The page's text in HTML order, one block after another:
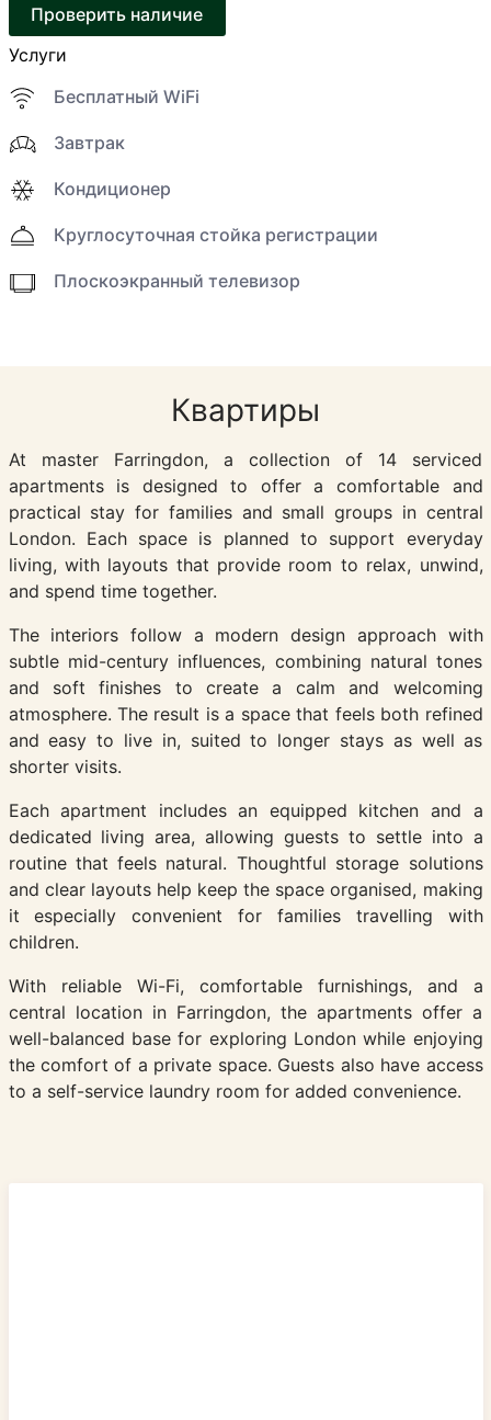
Проверить наличие
Услуги
Бесплатный WiFi
Завтрак
Кондиционер
Круглосуточная стойка регистрации
Плоскоэкранный телевизор
Квартиры
At master Farringdon, a collection of 14 serviced
apartments is designed to offer a comfortable and
practical stay for families and small groups in central
London. Each space is planned to support everyday
living, with layouts that provide room to relax, unwind,
and spend time together.
The interiors follow a modern design approach with
subtle mid-century influences, combining natural tones
and soft finishes to create a calm and welcoming
atmosphere. The result is a space that feels both refined
and easy to live in, suited to longer stays as well as
shorter visits.
Each apartment includes an equipped kitchen and a
dedicated living area, allowing guests to settle into a
routine that feels natural. Thoughtful storage solutions
and clear layouts help keep the space organised, making
it especially convenient for families travelling with
children.
With reliable Wi-Fi, comfortable furnishings, and a
central location in Farringdon, the apartments offer a
well-balanced base for exploring London while enjoying
the comfort of a private space. Guests also have access
to a self-service laundry room for added convenience.